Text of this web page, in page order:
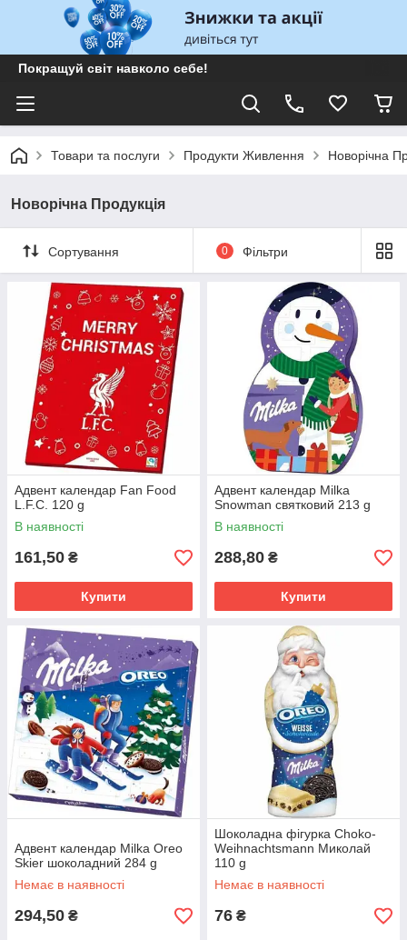
Покращуй світ навколо себе!
Товари та послуги Продукти Живлення Новорічна
Новорічна Продукція
Сортування 0 Фільтри
Адвент календар Fan Food
L.F.C. 120 g
В наявності
161,50 ₴
Купити
Адвент календар Milka
Snowman святковий 213 g
В наявності
288,80 ₴
Купити
Адвент календар Milka Oreo
Skier шоколадний 284 g
Немає в наявності
294,50 ₴
Шоколадна фігурка Choko-
Weihnachtsmann Миколай
110 g
Немає в наявності
76 ₴